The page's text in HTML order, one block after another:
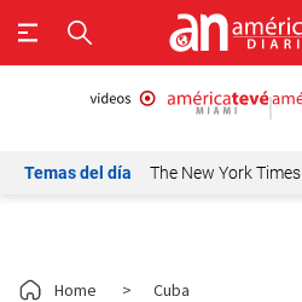
Temas del día The New York Times
Home > Cuba